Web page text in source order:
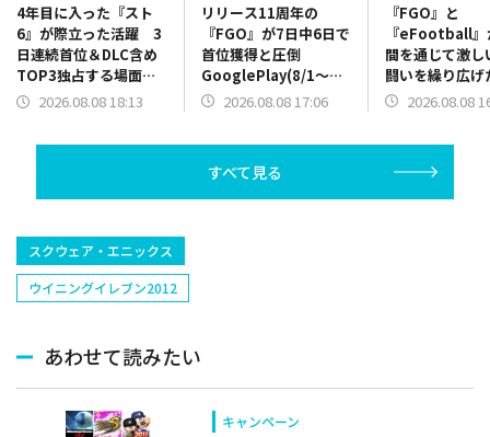
4年目に入った『スト
6』が際立った活躍 3
日連続首位＆DLC含め
TOP3独占する場面
も Steam(8/1～8/7)
2026.08.08 18:13
リリース11周年の
『FGO』が7日中6日で
首位獲得と圧倒
GooglePlay(8/1～
8/7)売上ランキング振
2026.08.08 17:06
『FGO』と
『eFootball』
間を通じて激し
闘いを繰り広
App Store(8/
2026.08.08
すべて見る
スクウェア・エニックス
ウイニングイレブン2012
あわせて読みたい
キャンペーン